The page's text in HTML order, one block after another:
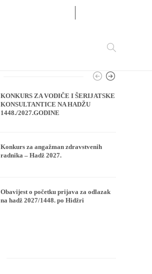
KONKURS ZA VODIČE I ŠERIJATSKE
KONSULTANTICE NA HADŽU
1448./2027.GODINE
Konkurs za angažman zdravstvenih
radnika – Hadž 2027.
Obavijest o početku prijava za odlazak
na hadž 2027/1448. po Hidžri